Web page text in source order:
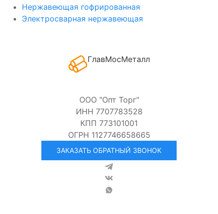
Нержавеющая гофрированная
Электросварная нержавеющая
ГлавМосМеталл
ООО "Опт Торг"
ИНН 7707783528
КПП 773101001
ОГРН 1127746658665
ЗАКАЗАТЬ ОБРАТНЫЙ ЗВОНОК